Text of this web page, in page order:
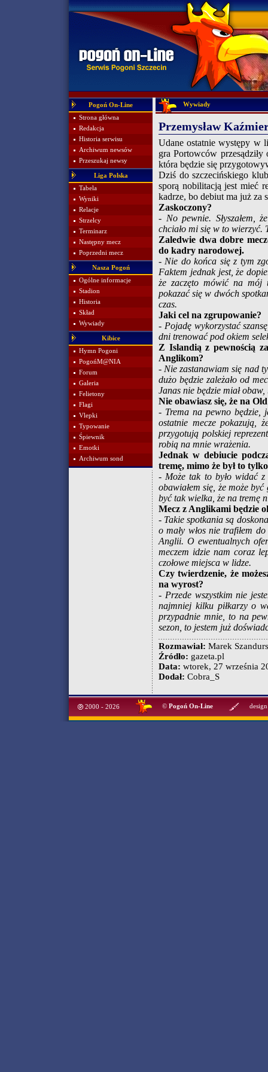
Pogoń On-Line
Strona główna
Redakcja
Historia serwisu
Archiwum newsów
Przeszukaj newsy
Liga Polska
Tabela
Wyniki
Relacje
Strzelcy
Terminarz
Następny mecz
Poprzedni mecz
Nasza Pogoń
Ogólne informacje
Stadion
Historia
Skład
Wywiady
Kibice
Hymn Pogoni
PogońM@NIA
Forum
Galeria
Felietony
Flagi
Vlepki
Typowanie
Śpiewnik
Emotki
Archiwum sond
Wywiady
Przemysław
Udane ostatnie występy w
gra Portowców
która będzie się
Dziś do szczecińskiego
sporą nobilitacją jest mieć
kadrze, bo debiut ma już
Zaskoczony?
- No pewnie. Słyszałem,
chciało mi się w to wierzyć.
Zaledwie dwa dobre
do kadry narodowej.
- Nie do końca się z tym
Faktem jednak jest, że
że zaczęto mówić na mój
pokazać się w dwóch
czas.
Jaki cel na zgrupowanie?
- Pojadę wykorzystać
dni trenować pod okiem
Z Islandią z pewnością
Anglikom?
- Nie zastanawiam się nad
dużo będzie zależało od
Janas nie będzie miał
Nie obawiasz się, że na
- Trema na pewno będzie,
ostatnie mecze pokazują,
przygotują polskiej
robią na mnie wrażenia.
Jednak w debiucie
tremę, mimo że był to
- Może tak to było widać z
obawiałem się, że może
być tak wielka, że na tremę
Mecz z Anglikami będzie
- Takie spotkania są
o mały włos nie trafiłem
Anglii. O ewentualnych
meczem idzie nam coraz
czołowe miejsca w lidze.
Czy twierdzenie, że
na wyrost?
- Przede wszystkim nie
najmniej kilku piłkarzy o
przypadnie mnie, to na
sezon, to jestem już
Rozmawiał: Marek
Źródło: gazeta.pl
Data: wtorek, 27 września
Dodał: Cobra_S
2000 - 2026 © Pogoń On-Line